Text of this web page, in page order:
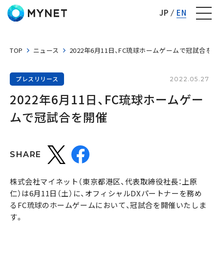
JP EN
TOP ニュース 2022年6月11日、FC琉球ホームゲームで冠試合を
プレスリリース 2022.05.27
2022年6月11日、FC琉球ホームゲー
ムで冠試合を開催
SHARE
株式会社マイネット（東京都港区、代表取締役社長：上原
仁）は6月11日（土）に、オフィシャルDXパートナーを務め
るFC琉球のホームゲームにおいて、冠試合を開催いたしま
す。